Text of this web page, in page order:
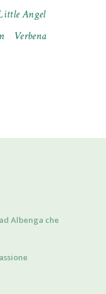
Angel
Verbena
Albenga che